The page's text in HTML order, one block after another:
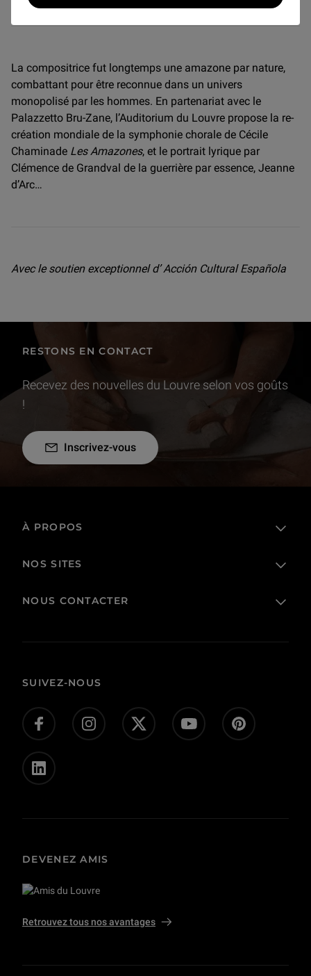
La compositrice fut longtemps une amazone par nature,
combattant pour être reconnue dans un univers
monopolisé par les hommes. En partenariat avec le
Palazzetto Bru-Zane, l’Auditorium du Louvre propose la re-
création mondiale de la symphonie chorale de Cécile
Chaminade Les Amazones, et le portrait lyrique par
Clémence de Grandval de la guerrière par essence, Jeanne
d’Arc…
Avec le soutien exceptionnel d’ Acción Cultural Española
RESTONS EN CONTACT
Recevez des nouvelles du Louvre selon vos goûts
!
Inscrivez-vous
À PROPOS
L'établissement public
Actes administratifs
NOS SITES
Billetterie
Presse
NOUS CONTACTER
Donnez-nous votre avis !
Offres d’emploi - concours
Privatisations et tournages
SUIVEZ-NOUS
DEVENEZ AMIS
Retrouvez tous nos avantages